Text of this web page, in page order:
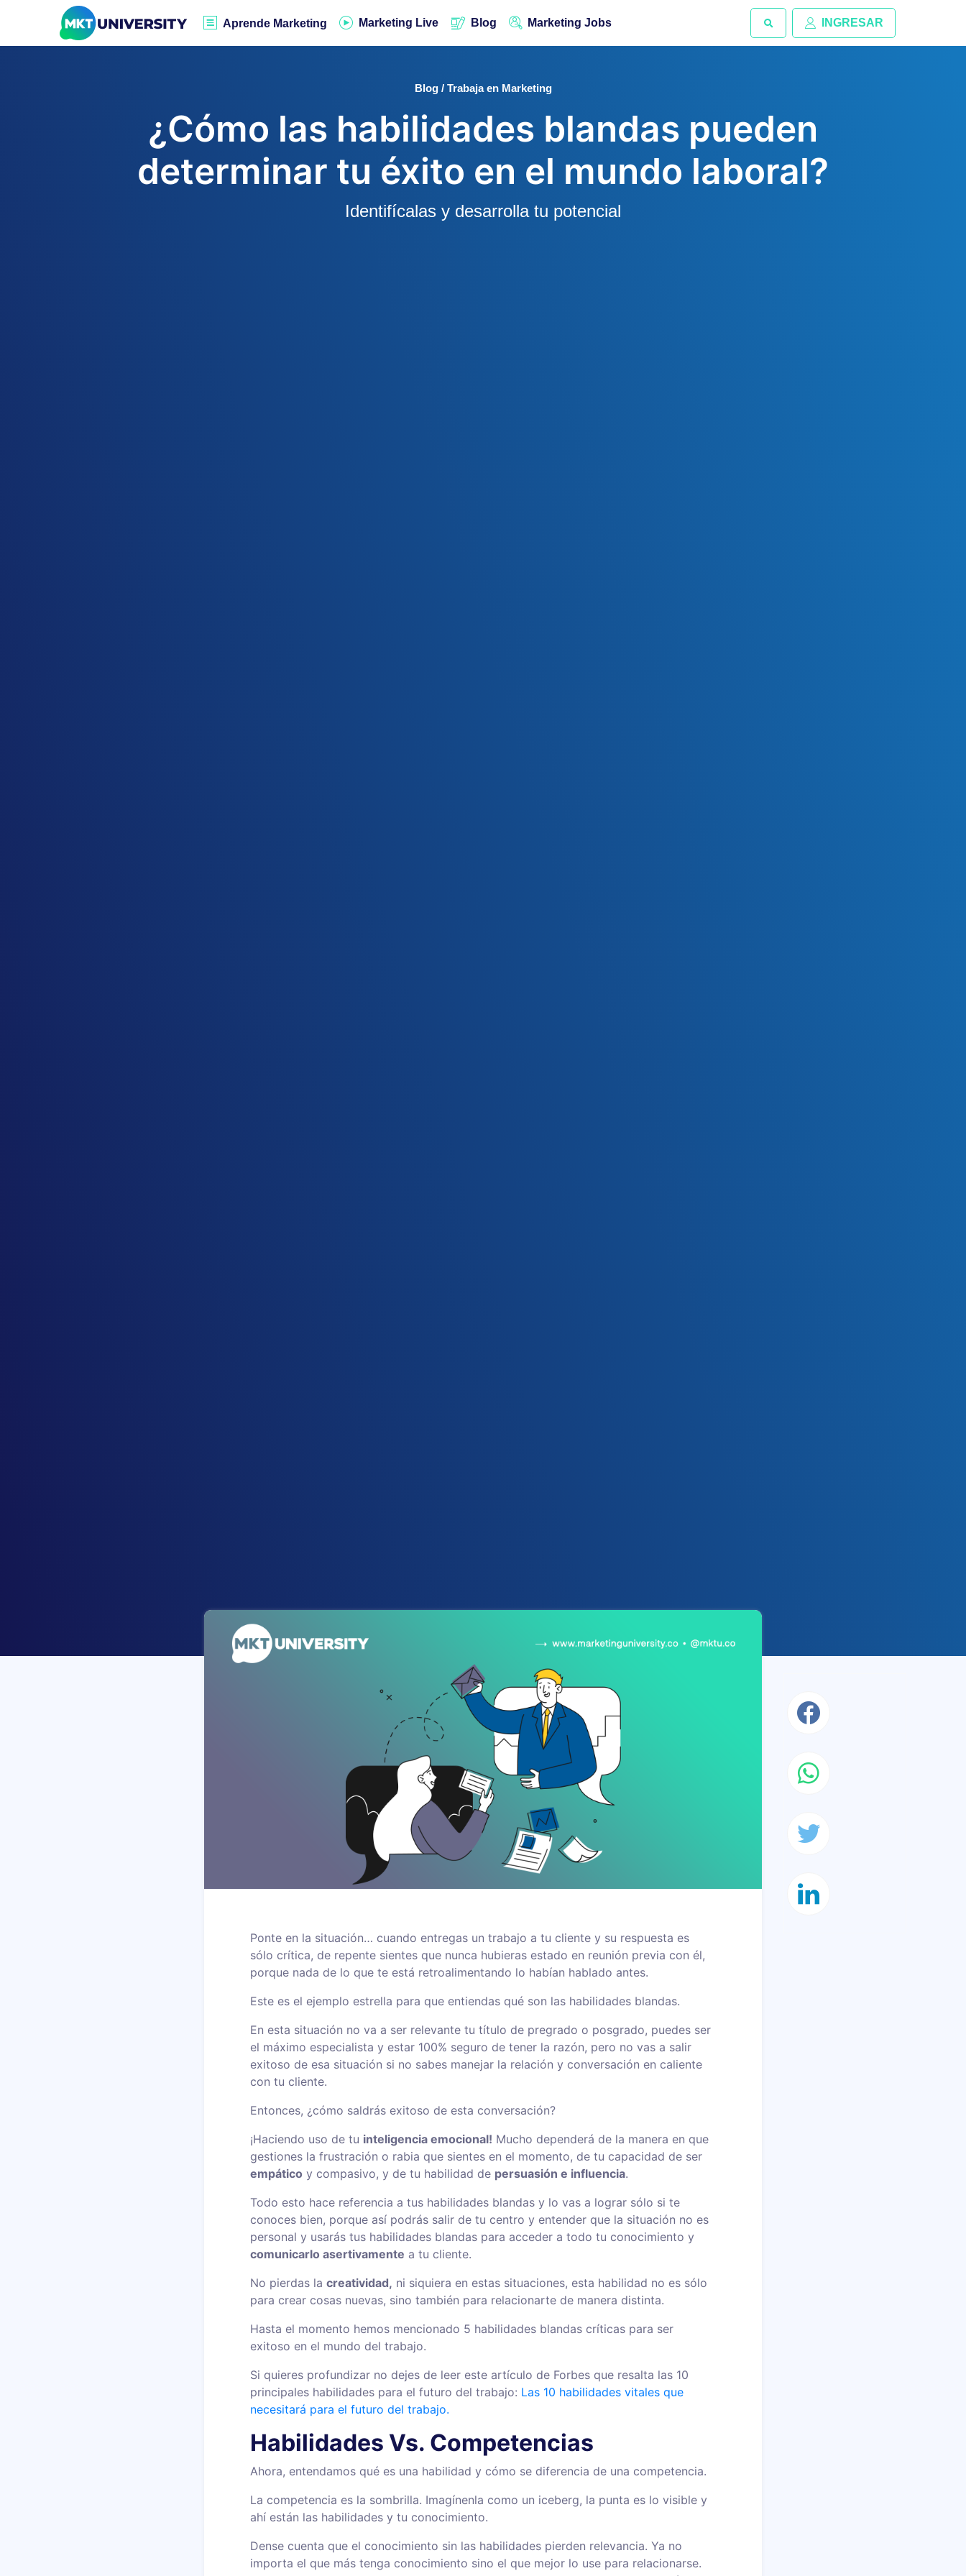
Aprende Marketing Marketing Live Blog Marketing Jobs INGRESAR
Blog / Trabaja en Marketing
¿Cómo las habilidades blandas pueden
determinar tu éxito en el mundo laboral?
Identifícalas y desarrolla tu potencial
Ponte en la situación… cuando entregas un trabajo a tu cliente y su respuesta es
sólo crítica, de repente sientes que nunca hubieras estado en reunión previa con él,
porque nada de lo que te está retroalimentando lo habían hablado antes.
Este es el ejemplo estrella para que entiendas qué son las habilidades blandas.
En esta situación no va a ser relevante tu título de pregrado o posgrado, puedes ser
el máximo especialista y estar 100% seguro de tener la razón, pero no vas a salir
exitoso de esa situación si no sabes manejar la relación y conversación en caliente
con tu cliente.
Entonces, ¿cómo saldrás exitoso de esta conversación?
¡Haciendo uso de tu inteligencia emocional! Mucho dependerá de la manera en que
gestiones la frustración o rabia que sientes en el momento, de tu capacidad de ser
empático y compasivo, y de tu habilidad de persuasión e influencia.
Todo esto hace referencia a tus habilidades blandas y lo vas a lograr sólo si te
conoces bien, porque así podrás salir de tu centro y entender que la situación no es
personal y usarás tus habilidades blandas para acceder a todo tu conocimiento y
comunicarlo asertivamente a tu cliente.
No pierdas lacreatividad, ni siquiera en estas situaciones, esta habilidad no es sólo
para crear cosas nuevas, sino también para relacionarte de manera distinta.
Hasta el momento hemos mencionado 5 habilidades blandas críticas para ser
exitoso en el mundo del trabajo.
Si quieres profundizar no dejes de leer este artículo de Forbes que resalta las 10
principales habilidades para el futuro del trabajo: Las 10 habilidades vitales que
necesitará para el futuro del trabajo.
Habilidades Vs. Competencias
Ahora, entendamos qué es una habilidad y cómo se diferencia de una competencia.
La competencia es la sombrilla. Imagínenla como un iceberg, la punta es lo visible y
ahí están las habilidades y tu conocimiento.
Dense cuenta que el conocimiento sin las habilidades pierden relevancia. Ya no
importa el que más tenga conocimiento sino el que mejor lo use para relacionarse.